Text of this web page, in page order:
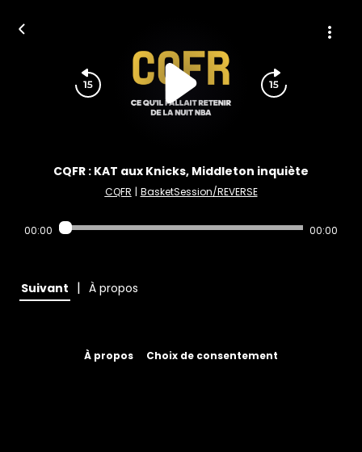
CQFR : KAT aux Knicks, Middleton inquiète
CQFR | BasketSession/REVERSE
00:00 00:00
Suivant | À propos
À propos Choix de consentement